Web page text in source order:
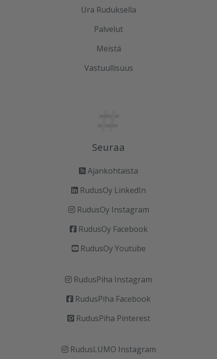
Ura Ruduksella
Palvelut
Meistä
Vastuullisuus
Seuraa
Ajankohtaista
RudusOy LinkedIn
RudusOy Instagram
RudusOy Facebook
RudusOy Youtube
RudusPiha Instagram
RudusPiha Facebook
RudusPiha Pinterest
RudusLUMO Instagram